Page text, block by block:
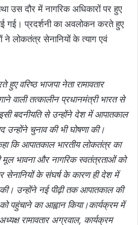
उस दौर में नागरिक अधिकारों पर हुए
गई। प्रदर्शनी का अवलोकन करते हुए
ने लोकतंत्र सेनानियों के त्याग एवं
हुए वरिष्ठ भाजपा नेता रामावतार
वाली तत्कालीन प्रधानमंत्री भारत से
इसी बदनीयति से उन्होंने देश में आपातकाल
चुनाव की भी घोषणा की।
कि आपातकाल भारतीय लोकतंत्र का
भावना और नागरिक स्वतंत्रताओं को
के संघर्ष के कारण ही देश में
उन्होंने नई पीढ़ी तक आपातकाल की
पहुंचाने का आह्वान किया।कार्यक्रम में
रामावतार अग्रवाल, कार्यक्रम